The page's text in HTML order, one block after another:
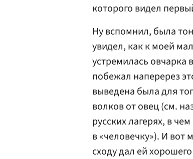
которого видел
Ну вспомнил, была
увидел, как к моей
устремилась овчарка
побежал наперерез
выведена была для
волков от овец (см.
русских лагерях, в
в «человечку»). И вот
сходу дал ей